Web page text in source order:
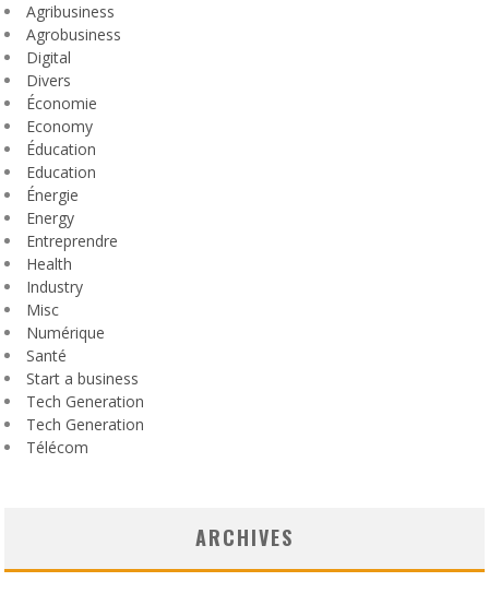
Agribusiness
Agrobusiness
Digital
Divers
Économie
Economy
Éducation
Education
Énergie
Energy
Entreprendre
Health
Industry
Misc
Numérique
Santé
Start a business
Tech Generation
Tech Generation
Télécom
ARCHIVES